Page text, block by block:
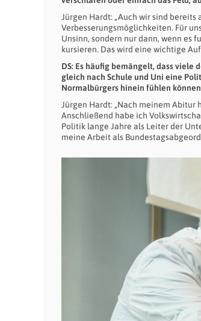
Jürgen Hardt: „Auch wir sind
Verbesserungsmöglichkeiten. Für
Unsinn, sondern nur dann, wenn es
kursieren. Das wird eine wichtige
DS: Es häufig bemängelt, dass
gleich nach Schule und Uni eine
Normalbürgers hinein fühlen
Jürgen Hardt: „Nach meinem
Anschließend habe ich
Politik lange Jahre als Leiter der
meine Arbeit als